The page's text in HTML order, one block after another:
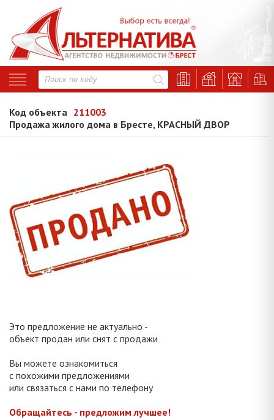
Код объекта 211003
Продажа жилого дома в Бресте, КРАСНЫЙ ДВОР
Это предложение не актуально -
объект продан или снят с продажи
Вы можете ознакомиться
с похожими предложениями
или связаться с нами по телефону
Обращайтесь - предложим лучшее!